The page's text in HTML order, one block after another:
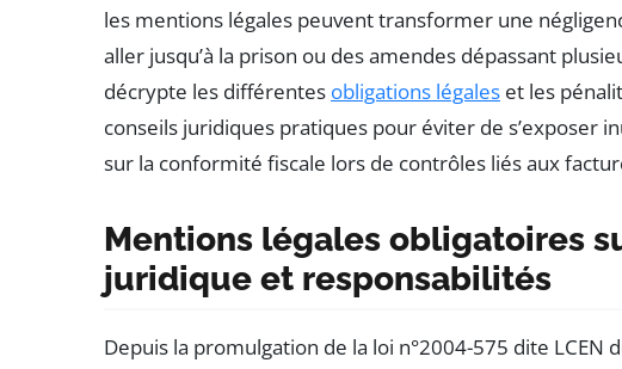
les mentions légales peuvent transformer une
aller jusqu’à la prison ou des amendes dépassant
décrypte les différentes obligations légales et les
conseils juridiques pratiques pour éviter de s’exposer
sur la conformité fiscale lors de contrôles liés aux
Mentions légales obligatoires
juridique et responsabilités
Depuis la promulgation de la loi n°2004-575 dite LCEN